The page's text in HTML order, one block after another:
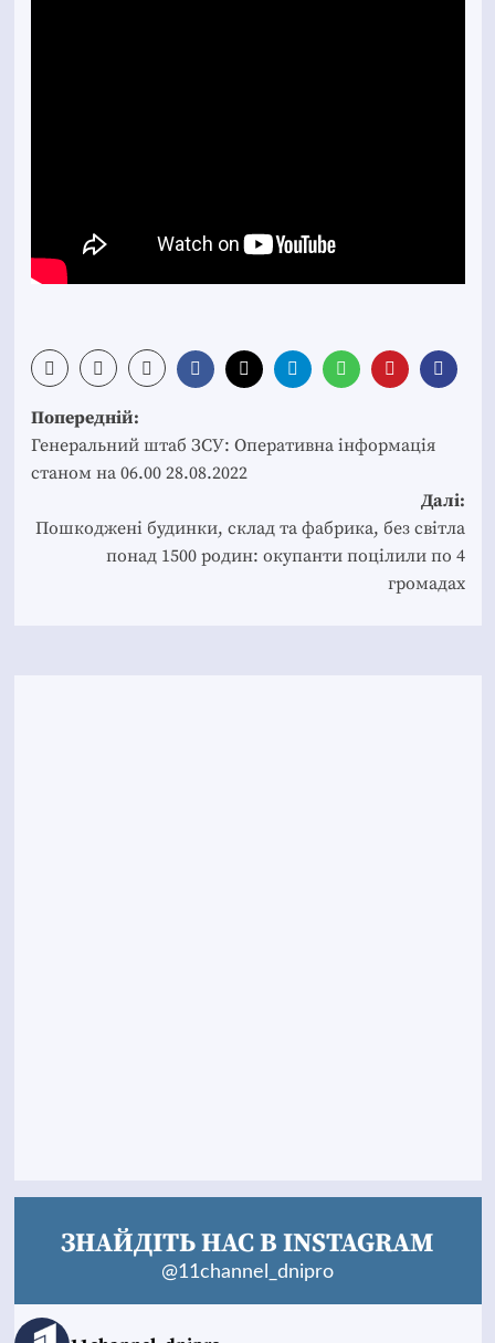
Post
navigation
Попередній:
Генеральний штаб ЗСУ: Оперативна інформація
станом на 06.00 28.08.2022
Далі:
Пошкоджені будинки, склад та фабрика, без світла
понад 1500 родин: окупанти поцілили по 4
громадах
ЗНАЙДІТЬ НАС В INSTAGRAM
@11channel_dnipro